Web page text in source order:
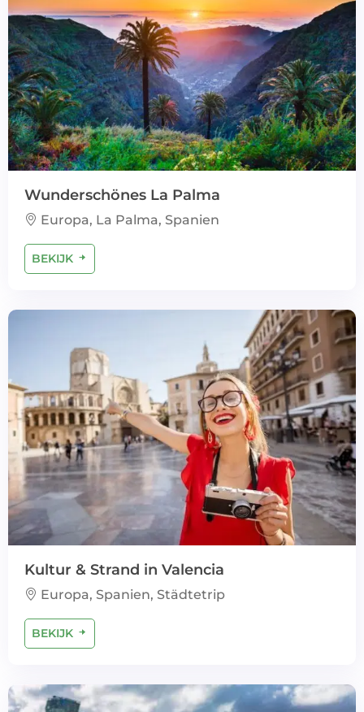
Wunderschönes La Palma
Europa, La Palma, Spanien
BEKIJK
Kultur & Strand in Valencia
Europa, Spanien, Städtetrip
BEKIJK